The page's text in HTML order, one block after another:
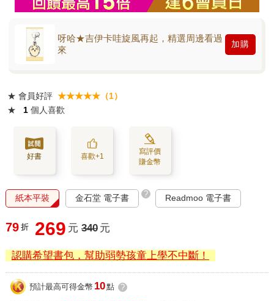
呀哈★吉伊卡哇旋風再起，精選周邊看過
來
加購
★ 會員好評 ★★★★★（1）
★
1 個人喜歡
好書 喜歡+1
寫評價
賺金幣
紙本平裝 金石堂 電子書 ? Readmoo 電子書
79 折 269 元 340 元
認購希望書包，幫助弱勢孩童上學不中斷！
預計最高可得金幣 10點 ?